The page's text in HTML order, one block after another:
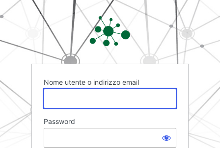
Accedi
Rete FAD
Nome utente o indirizzo email
Password